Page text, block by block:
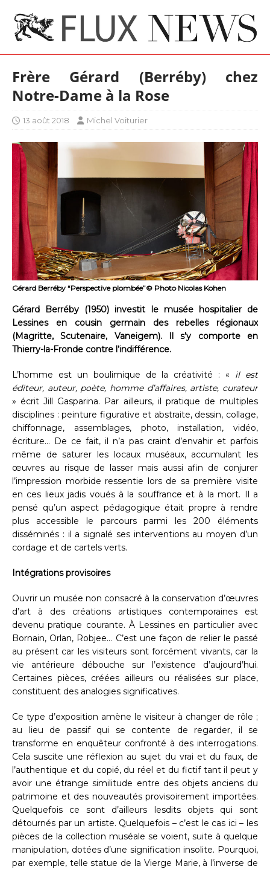
Frère Gérard (Berréby) chez
Notre-Dame à la Rose
13 août 2018 Michel Voiturier
Gérard Berréby “Perspective plombée”© Photo Nicolas Kohen
Gérard Berréby (1950) investit le musée hospitalier de
Lessines en cousin germain des rebelles régionaux
(Magritte, Scutenaire, Vaneigem). Il s’y comporte en
Thierry-la-Fronde contre l’indifférence.
L’homme est un boulimique de la créativité : « il est
éditeur, auteur, poète, homme d’affaires, artiste, curateur
» écrit Jill Gasparina. Par ailleurs, il pratique de multiples
disciplines : peinture figurative et abstraite, dessin, collage,
chiffonnage, assemblages, photo, installation, vidéo,
écriture… De ce fait, il n’a pas craint d’envahir et parfois
même de saturer les locaux muséaux, accumulant les
œuvres au risque de lasser mais aussi afin de conjurer
l’impression morbide ressentie lors de sa première visite
en ces lieux jadis voués à la souffrance et à la mort. Il a
pensé qu’un aspect pédagogique était propre à rendre
plus accessible le parcours parmi les 200 éléments
disséminés : il a signalé ses interventions au moyen d’un
cordage et de cartels verts.
Intégrations provisoires
Ouvrir un musée non consacré à la conservation d’œuvres
d’art à des créations artistiques contemporaines est
devenu pratique courante. À Lessines en particulier avec
Bornain, Orlan, Robjee… C’est une façon de relier le passé
au présent car les visiteurs sont forcément vivants, car la
vie antérieure débouche sur l’existence d’aujourd’hui.
Certaines pièces, créées ailleurs ou réalisées sur place,
constituent des analogies significatives.
Ce type d’exposition amène le visiteur à changer de rôle ;
au lieu de passif qui se contente de regarder, il se
transforme en enquêteur confronté à des interrogations.
Cela suscite une réflexion au sujet du vrai et du faux, de
l’authentique et du copié, du réel et du fictif tant il peut y
avoir une étrange similitude entre des objets anciens du
patrimoine et des nouveautés provisoirement importées.
Quelquefois ce sont d’ailleurs lesdits objets qui sont
détournés par un artiste. Quelquefois – c’est le cas ici – les
pièces de la collection muséale se voient, suite à quelque
manipulation, dotées d’une signification insolite. Pourquoi,
par exemple, telle statue de la Vierge Marie, à l’inverse de